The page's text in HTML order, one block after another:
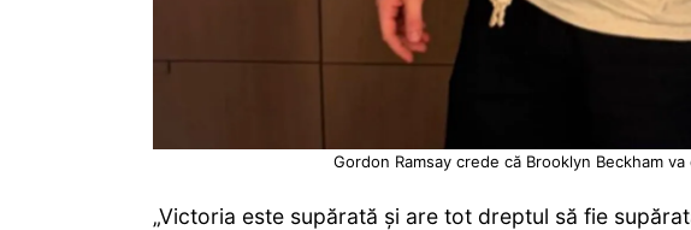
Gordon Ramsay crede că Brooklyn Beckham
„Victoria este supărată și are tot dreptul să fie